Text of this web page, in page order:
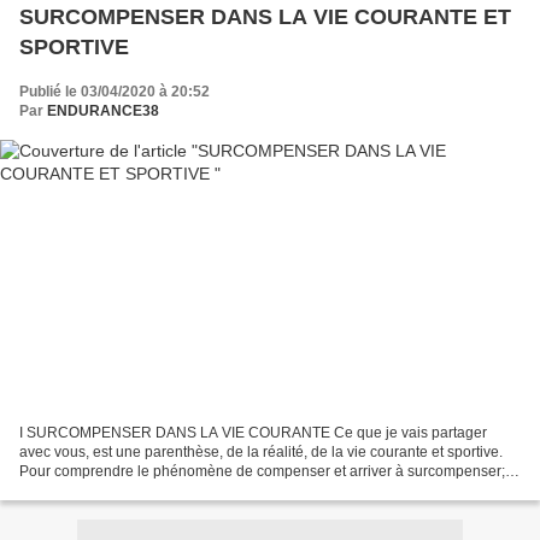
SURCOMPENSER DANS LA VIE COURANTE ET
SPORTIVE
Publié le 03/04/2020 à 20:52
Par ENDURANCE38
I SURCOMPENSER DANS LA VIE COURANTE Ce que je vais partager
avec vous, est une parenthèse, de la réalité, de la vie courante et sportive.
Pour comprendre le phénomène de compenser et arriver à surcompenser; il